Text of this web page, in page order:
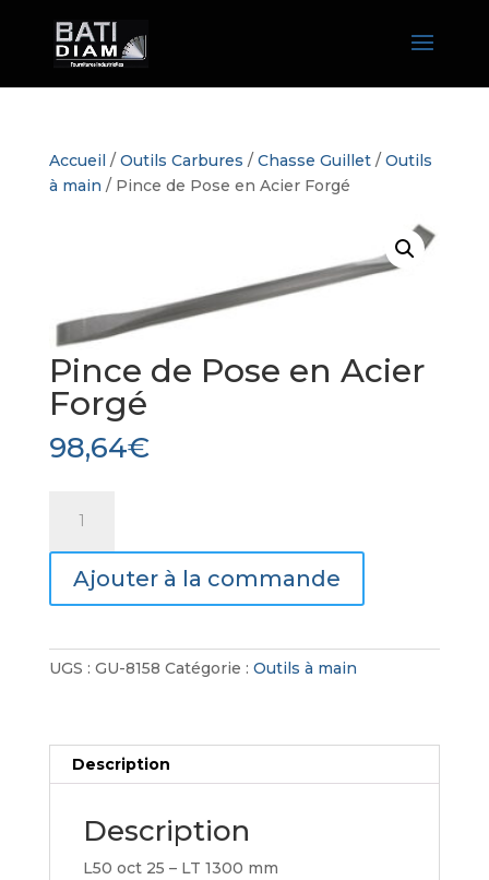
Accueil / Outils Carbures / Chasse Guillet/ Outils
à main / Pince de Pose en Acier Forgé
Pince de Pose en Acier
Forgé
98,64€
Pince
Pose
Acier
Forgé
Ajouter à la commande
UGS : GU-8158 Catégorie : Outils à main
Description
Description
L50 oct 25 – LT 1300 mm